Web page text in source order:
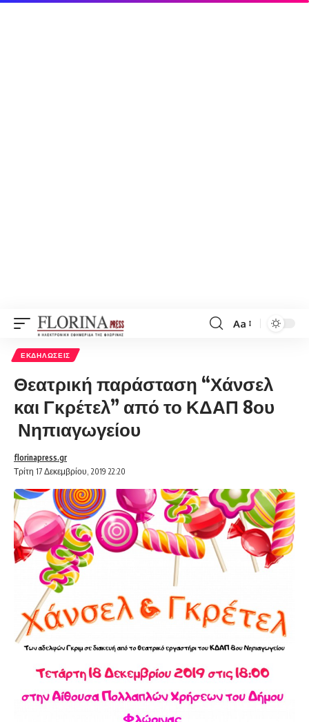
Font
Aa
ΕΚΔΗΛΏΣΕΙΣ
Θεατρική παράσταση “Χάνσελ
και Γκρέτελ” από το ΚΔΑΠ 8ου
Νηπιαγωγείου
Τρίτη 17 Δεκεμβρίου, 2019 22:20
florinapress.gr